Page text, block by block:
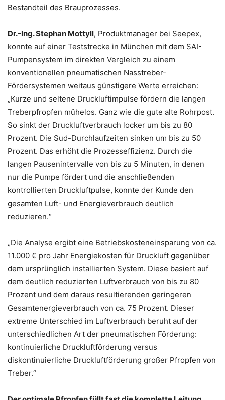
Bestandteil des Brauprozesses.
Dr.-Ing. Stephan Mottyll, Produktmanager bei Seepex,
konnte auf einer Teststrecke in München mit dem SAI-
Pumpensystem im direkten Vergleich zu einem
konventionellen pneumatischen Nasstreber-
Fördersystemen weitaus günstigere Werte erreichen:
„Kurze und seltene Druckluftimpulse fördern die langen
Treberpfropfen mühelos. Ganz wie die gute alte Rohrpost.
So sinkt der Druckluftverbrauch locker um bis zu 80
Prozent. Die Sud-Durchlaufzeiten sinken um bis zu 50
Prozent. Das erhöht die Prozesseffizienz. Durch die
langen Pausenintervalle von bis zu 5 Minuten, in denen
nur die Pumpe fördert und die anschließenden
kontrollierten Druckluftpulse, konnte der Kunde den
gesamten Luft- und Energieverbrauch deutlich
reduzieren.“
„Die Analyse ergibt eine Betriebskosteneinsparung von ca.
11.000 € pro Jahr Energiekosten für Druckluft gegenüber
dem ursprünglich installierten System. Diese basiert auf
dem deutlich reduzierten Luftverbrauch von bis zu 80
Prozent und dem daraus resultierenden geringeren
Gesamtenergieverbrauch von ca. 75 Prozent. Dieser
extreme Unterschied im Luftverbrauch beruht auf der
unterschiedlichen Art der pneumatischen Förderung:
kontinuierliche Druckluftförderung versus
diskontinuierliche Druckluftförderung großer Pfropfen von
Treber.“